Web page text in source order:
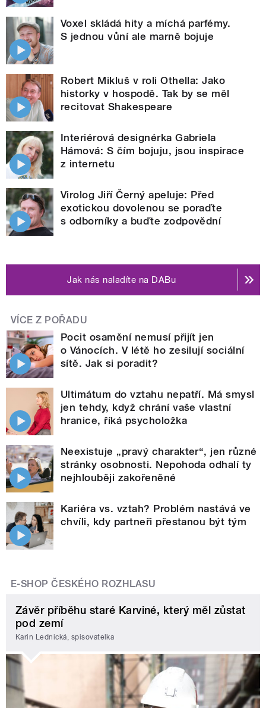
Voxel skládá hity a míchá parfémy.
S jednou vůní ale marně bojuje
Robert Mikluš v roli Othella: Jako
historky v hospodě. Tak by se měl
recitovat Shakespeare
Interiérová designérka Gabriela
Hámová: S čím bojuju, jsou inspirace
z internetu
Virolog Jiří Černý apeluje: Před
exotickou dovolenou se poraďte
s odborníky a buďte zodpovědní
Jak nás naladíte na DABu
VÍCE Z POŘADU
Pocit osamění nemusí přijít jen
o Vánocích. V létě ho zesilují sociální
sítě. Jak si poradit?
Ultimátum do vztahu nepatří. Má smysl
jen tehdy, když chrání vaše vlastní
hranice, říká psycholožka
Neexistuje „pravý charakter“, jen různé
stránky osobnosti. Nepohoda odhalí ty
nejhlouběji zakořeněné
Kariéra vs. vztah? Problém nastává ve
chvíli, kdy partneři přestanou být tým
E-SHOP ČESKÉHO ROZHLASU
Závěr příběhu staré Karviné, který měl zůstat
pod zemí
Karin Lednická, spisovatelka